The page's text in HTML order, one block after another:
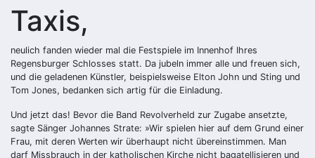
Taxis,
neulich fanden wieder mal die Festspiele im Innenhof Ihres
Regensburger Schlosses statt. Da jubeln immer alle und freuen sich,
und die geladenen Künstler, beispielsweise Elton John und Sting und
Tom Jones, bedanken sich artig für die Einladung.
Und jetzt das! Bevor die Band Revolverheld zur Zugabe ansetzte,
sagte Sänger Johannes Strate: »Wir spielen hier auf dem Grund einer
Frau, mit deren Werten wir überhaupt nicht übereinstimmen. Man
darf Missbrauch in der katholischen Kirche nicht bagatellisieren und